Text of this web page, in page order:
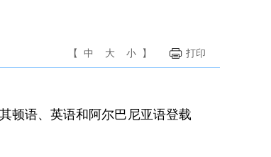
【 中 大 小 】 打印
顿语、英语和阿尔巴尼亚语登载